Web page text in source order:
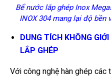
Bể nước lắp ghép Inox
INOX 304 mang lại độ
DUNG TÍCH KHÔNG
LẮP GHÉP
Với công nghệ hàn ghép